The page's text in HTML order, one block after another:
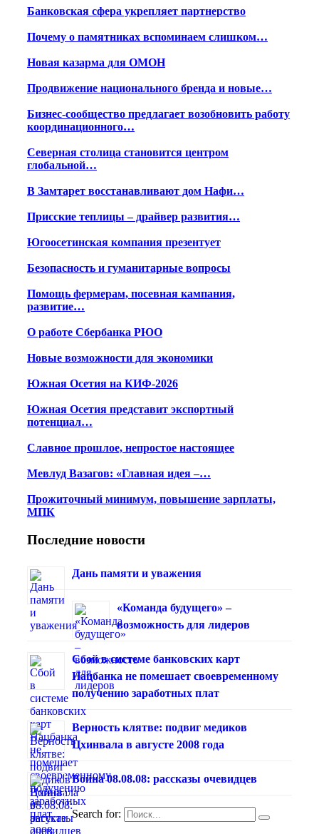
Банковская сфера укрепляет партнерство
Почему о памятниках вспоминаем слишком…
Новая казарма для ОМОН
Продвижение национального бренда и новые…
Бизнес-сообщество предлагает возобновить работу
координационного…
Северная столица становится центром
глобальной…
В Замтарет восстанавливают дом Нафи…
Присские теплицы – драйвер развития…
Югоосетинская компания презентует
Безопасность и гуманитарные вопросы
Помощь фермерам, посевная кампания,
развитие…
О работе Сбербанка РЮО
Новые возможности для экономики
Южная Осетия на КИФ-2026
Южная Осетия представит экспортный
потенциал…
Славное прошлое, непростое настоящее
Мевлуд Вазагов: «Главная идея –…
Прожиточный минимум, повышение зарплаты,
МПК
Последние новости
Дань памяти и уважения
«Команда будущего» –
возможность для лидеров
Сбой в системе банковских карт
Нацбанка не помешает своевременному
получению заработных плат
Верность клятве: подвиг медиков
Цхинвала в августе 2008 года
Война 08.08.08: рассказы очевидцев
Search for: